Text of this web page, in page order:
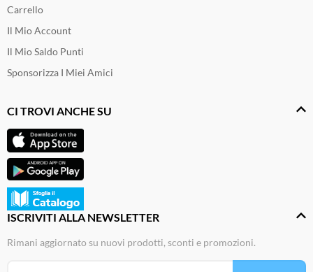
Carrello
Il Mio Account
Il Mio Saldo Punti
Sponsorizza I Miei Amici
CI TROVI ANCHE SU
ISCRIVITI ALLA NEWSLETTER
Rimani aggiornato su nuovi prodotti, sconti e promozioni.